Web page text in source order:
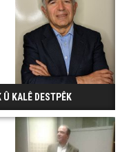
KALÊ DESTPÊK